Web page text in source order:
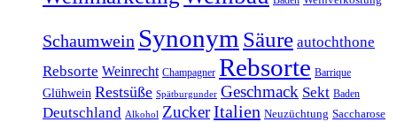
Schaumwein Synonym Säure autochthone
Rebsorte Weinrecht Champagner Rebsorte Barrique
Glühwein Restsüße Spätburgunder Geschmack Sekt Baden
Deutschland Alkohol ZuckerItalien Neuzüchtung Saccharose